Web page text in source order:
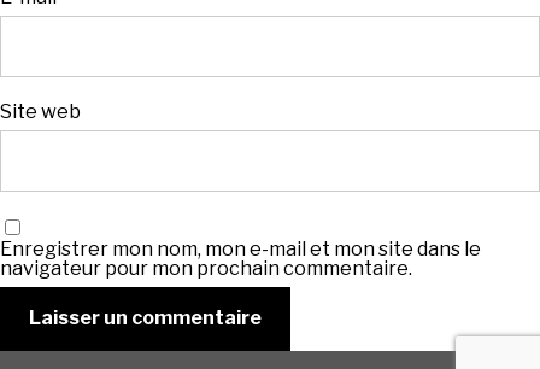
Site web
Enregistrer mon nom, mon e-mail et mon site dans le
navigateur pour mon prochain commentaire.